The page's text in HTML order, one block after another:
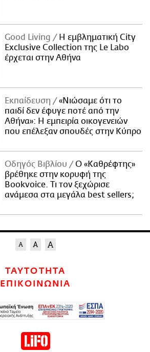
Good Living
Η εμβληματική City
Exclusive Collection της Le Labo
έρχεται στην Αθήνα
Εκπαίδευση
«Νιώσαμε ότι το
παιδί δεν έφυγε ποτέ από την
Αθήνα»: Η εμπειρία οικογενειών
που επέλεξαν σπουδές στην Κύπρο
Οδηγός Βιβλίου
Ο «Καθρέφτης»
βρέθηκε στην κορυφή της
Bookvoice. Τι τον ξεχώρισε
ανάμεσα στα μεγάλα best sellers;
ΤΑΥΤΟΤΗΤΑ
ΕΠΙΚΟΙΝΩΝΙΑ